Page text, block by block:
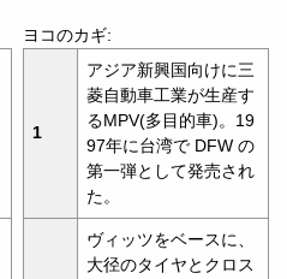
ヨコのカギ:
1
アジア新興国向けに三
菱自動車工業が生産す
るMPV(多目的車)。19
97年に台湾で DFW の
第一弾として発売され
た。
ヴィッツをベースに、
大径のタイヤとクロス